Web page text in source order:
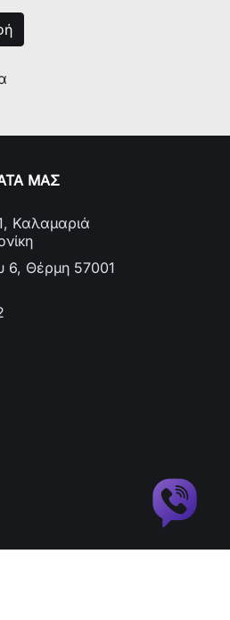
ΜΑΣ
Καλαμαριά
6, Θέρμη 57001